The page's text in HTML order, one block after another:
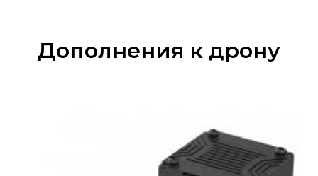
Дополнения к дрону